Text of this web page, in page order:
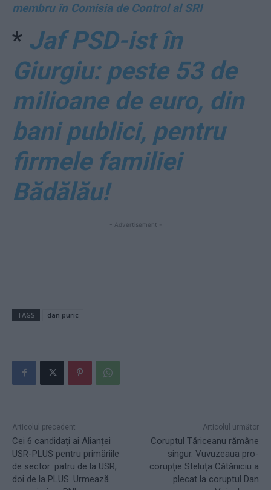
membru în Comisia de Control al SRI
* Jaf PSD-ist în
Giurgiu: peste 53 de
milioane de euro, din
bani publici, pentru
firmele familiei
Bădălău!
- Advertisement -
TAGS dan puric
Articolul precedent
Cei 6 candidați ai Alianței
USR-PLUS pentru primăriile
de sector: patru de la USR,
doi de la PLUS. Urmează
Articolul următor
Coruptul Tăriceanu rămâne
singur. Vuvuzeaua pro-
corupție Steluța Cătăniciu a
plecat la coruptul Dan